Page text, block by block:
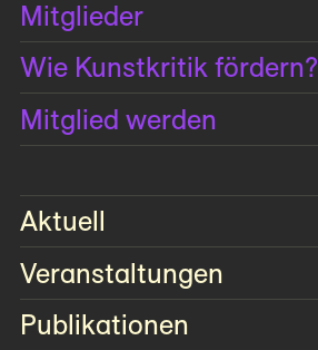
Mitglieder
Wie Kunstkritik fördern?
Mitglied werden
Aktuell
Veranstaltungen
Publikationen